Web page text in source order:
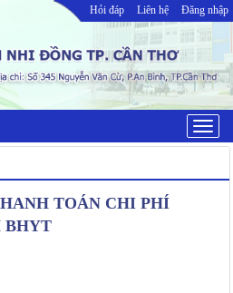
Hỏi đáp Liên hệ Đăng nhập
TOÁN CHI PHÍ
BHYT